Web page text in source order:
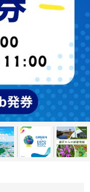
緑区魅力発信サイト